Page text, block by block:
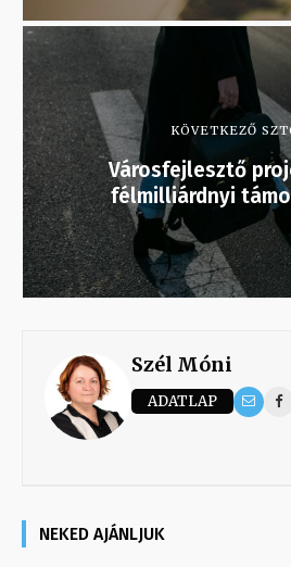
KÖVETKEZŐ
Városfejlesztő
félmilliárdnyi
Szél Móni
ADATLAP
NEKED AJÁNLJUK